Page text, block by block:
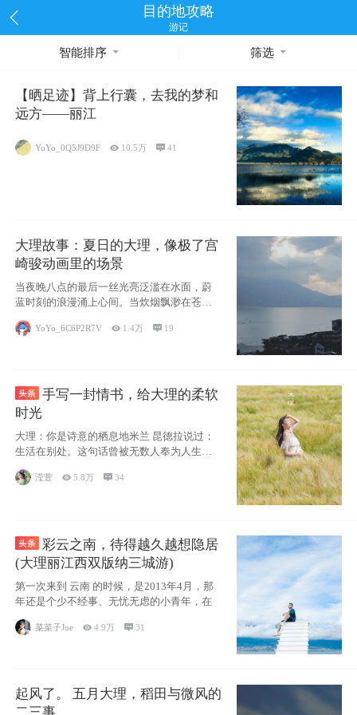
目的地攻略
游记
智能排序 筛选
【晒足迹】背上行囊，去我的梦和
远方——丽江
YoYo_0Q5J9D9F  10.5万 41
大理故事：夏日的大理，像极了宫
崎骏动画里的场景
当夜晚八点的最后一丝光亮泛滥在水面，蔚
蓝时刻的浪漫涌上心间。当炊烟飘渺在苍山
YoYo_6C6P2R7V  1.4万  19
手写一封情书，给大理的柔软
时光
大理：你是诗意的栖息地米兰 昆德拉说过：
生活在别处。这句话曾被无数人奉为人生信
条，并
滢萱 5.8万 34
彩云之南，待得越久越想隐居
(大理丽江西双版纳三城游)
第一次来到 云南 的时候，是2013年4月，那
年还是个少不经事、无忧无虑的小青年，在
菜菜子Joe 4.9万  31
起风了。 五月大理，稻田与微风的